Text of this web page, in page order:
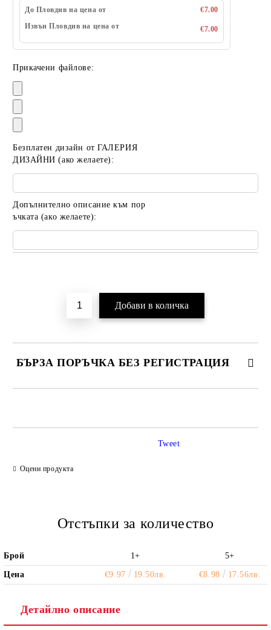
До Пловдив на цена от
€7.00
Извън Пловдив на цена от
€7.00
Прикачени файлове:
Безплатен дизайн от ГАЛЕРИЯ
ДИЗАЙНИ (ако желаете):
Допълнително описание към пор
ъчката (ако желаете):
БЪРЗА ПОРЪЧКА БЕЗ РЕГИСТРАЦИЯ
Оцени продукта
Tweet
Отстъпки за количество
Брой 1+ 5+
Цена €9.97 19.50лв. €8.98 17.56лв.
Детайлно описание